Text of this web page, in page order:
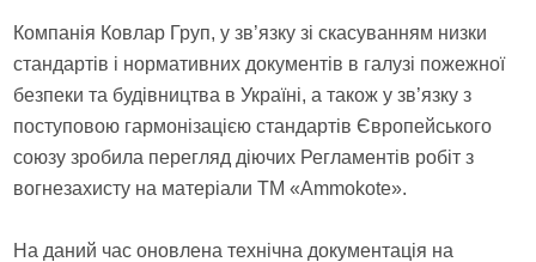
Компанія Ковлар Груп, у зв’язку зі скасуванням низки
стандартів і нормативних документів в галузі пожежної
безпеки та будівництва в Україні, а також у зв’язку з
поступовою гармонізацією стандартів Європейського
союзу зробила перегляд діючих Регламентів робіт з
вогнезахисту на матеріали ТМ «Ammokote».
На даний час оновлена ​​технічна документація на